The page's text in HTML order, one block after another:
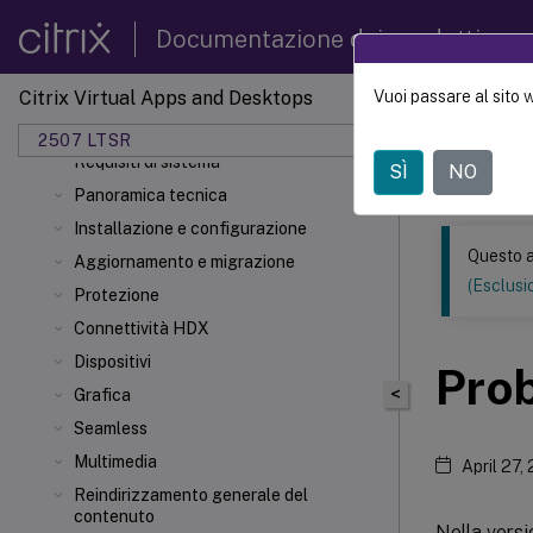
Documentazione dei prodotti
Citrix Virtual Apps and Desktops
2507 LTSR
LTSR
Problemi noti
Deprecazione
Requisiti di sistema
Panoramica tecnica
Installazione e configurazione
Aggiornamento e migrazione
Protezione
Connettività HDX
Dispositivi
Grafica
Seamless
Multimedia
Reindirizzamento generale del
contenuto
Questo
<
Questo
April 27,
Vuoi passare al sito
SÌ NO